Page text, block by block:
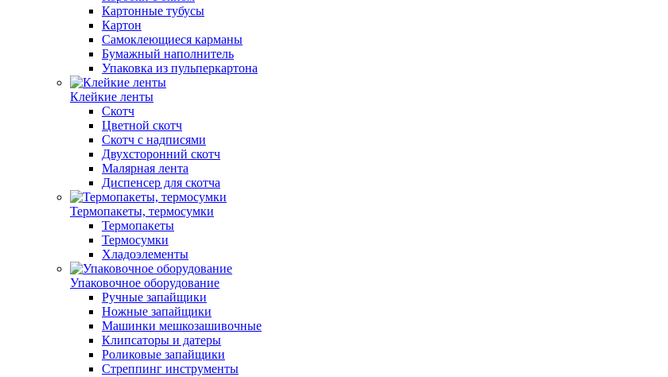
Картонные тубусы
Картон
Самоклеющиеся карманы
Бумажный наполнитель
Упаковка из пульперкартона
Клейкие ленты
Скотч
Цветной скотч
Скотч с надписями
Двухсторонний скотч
Малярная лента
Диспенсер для скотча
Термопакеты, термосумки
Термопакеты
Термосумки
Хладоэлементы
Упаковочное оборудование
Ручные запайщики
Ножные запайщики
Машинки мешкозашивочные
Клипсаторы и датеры
Роликовые запайщики
Стреппинг инструменты